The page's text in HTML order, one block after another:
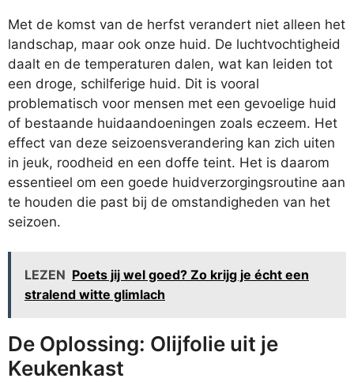
Met de komst van de herfst verandert niet alleen het
landschap, maar ook onze huid. De luchtvochtigheid
daalt en de temperaturen dalen, wat kan leiden tot
een droge, schilferige huid. Dit is vooral
problematisch voor mensen met een gevoelige huid
of bestaande huidaandoeningen zoals eczeem. Het
effect van deze seizoensverandering kan zich uiten
in jeuk, roodheid en een doffe teint. Het is daarom
essentieel om een goede huidverzorgingsroutine aan
te houden die past bij de omstandigheden van het
seizoen.
LEZEN Poets jij wel goed? Zo krijg je écht een
stralend witte glimlach
De Oplossing: Olijfolie uit je
Keukenkast